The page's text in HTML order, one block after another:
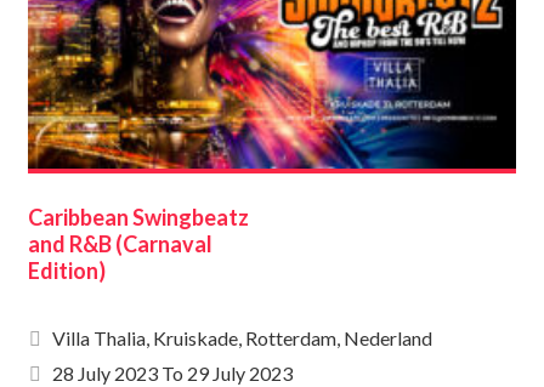
Caribbean Swingbeatz
and R&B (Carnaval
Edition)
Villa Thalia, Kruiskade, Rotterdam, Nederland
28 July 2023 To 29 July 2023